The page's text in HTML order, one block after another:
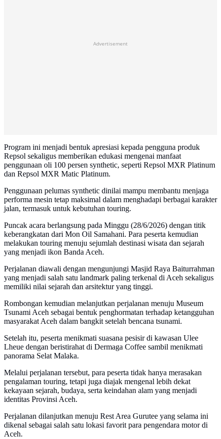
Advertisement
Program ini menjadi bentuk apresiasi kepada pengguna produk
Repsol sekaligus memberikan edukasi mengenai manfaat
penggunaan oli 100 persen synthetic, seperti Repsol MXR Platinum
dan Repsol MXR Matic Platinum.
Penggunaan pelumas synthetic dinilai mampu membantu menjaga
performa mesin tetap maksimal dalam menghadapi berbagai karakter
jalan, termasuk untuk kebutuhan touring.
Puncak acara berlangsung pada Minggu (28/6/2026) dengan titik
keberangkatan dari Mon Oil Samahani. Para peserta kemudian
melakukan touring menuju sejumlah destinasi wisata dan sejarah
yang menjadi ikon Banda Aceh.
Perjalanan diawali dengan mengunjungi Masjid Raya Baiturrahman
yang menjadi salah satu landmark paling terkenal di Aceh sekaligus
memiliki nilai sejarah dan arsitektur yang tinggi.
Rombongan kemudian melanjutkan perjalanan menuju Museum
Tsunami Aceh sebagai bentuk penghormatan terhadap ketangguhan
masyarakat Aceh dalam bangkit setelah bencana tsunami.
Setelah itu, peserta menikmati suasana pesisir di kawasan Ulee
Lheue dengan beristirahat di Dermaga Coffee sambil menikmati
panorama Selat Malaka.
Melalui perjalanan tersebut, para peserta tidak hanya merasakan
pengalaman touring, tetapi juga diajak mengenal lebih dekat
kekayaan sejarah, budaya, serta keindahan alam yang menjadi
identitas Provinsi Aceh.
Perjalanan dilanjutkan menuju Rest Area Gurutee yang selama ini
dikenal sebagai salah satu lokasi favorit para pengendara motor di
Aceh.